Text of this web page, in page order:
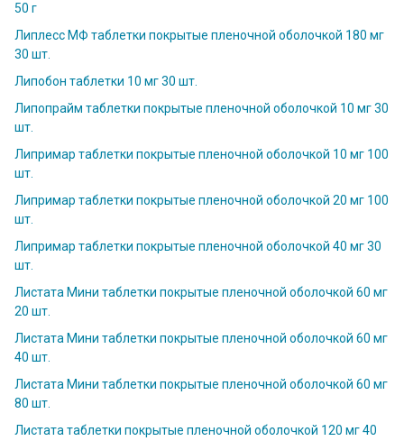
50 г
Липлесс МФ таблетки покрытые пленочной оболочкой 180 мг
30 шт.
Липобон таблетки 10 мг 30 шт.
Липопрайм таблетки покрытые пленочной оболочкой 10 мг 30
шт.
Липримар таблетки покрытые пленочной оболочкой 10 мг 100
шт.
Липримар таблетки покрытые пленочной оболочкой 20 мг 100
шт.
Липримар таблетки покрытые пленочной оболочкой 40 мг 30
шт.
Листата Мини таблетки покрытые пленочной оболочкой 60 мг
20 шт.
Листата Мини таблетки покрытые пленочной оболочкой 60 мг
40 шт.
Листата Мини таблетки покрытые пленочной оболочкой 60 мг
80 шт.
Листата таблетки покрытые пленочной оболочкой 120 мг 40